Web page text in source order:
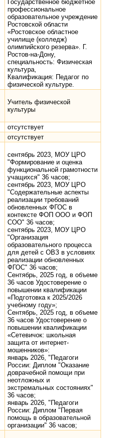
Государственное бюджетное
профессиональное
образовательное учреждение
Ростовской области
«Ростовское областное
училище (колледж)
олимпийского резерва». Г.
Ростов-на-Дону,
специальность: Физическая
культура,
Квалификация: Педагог по
физической культуре.
Учитель физической
культуры
отсутствует
отсутствует
сентябрь 2023, МОУ ЦРО
"Формирование и оценка
функциональной грамотности
учащихся" 36 часов;
сентябрь 2023, МОУ ЦРО
"Содержательные аспекты
реализации требований
обновленных ФГОС в
контексте ФОП ООО и ФОП
СОО" 36 часов;
сентябрь 2023, МОУ ЦРО
"Организация
образовательного процесса
для детей с ОВЗ в условиях
реализации обновленных
ФГОС" 36 часов;
Сентябрь, 2025 год, в объеме
36 часов Удостоверение о
повышении квалификации
«Подготовка к 2025/2026
учебному году»;
Сентябрь, 2025 год, в объеме
36 часов Удостоверение о
повышении квалификации
«Сетевичок: школьная
защита от интернет-
мошенников»:
январь 2026, "Педагоги
России: Диплом "Оказание
доврачебной помощи при
неотложных и
экстремальных состояниях"
36 часов;
январь 2026, "Педагоги
России: Диплом "Первая
помощь в образовательной
организации" 36 часов;